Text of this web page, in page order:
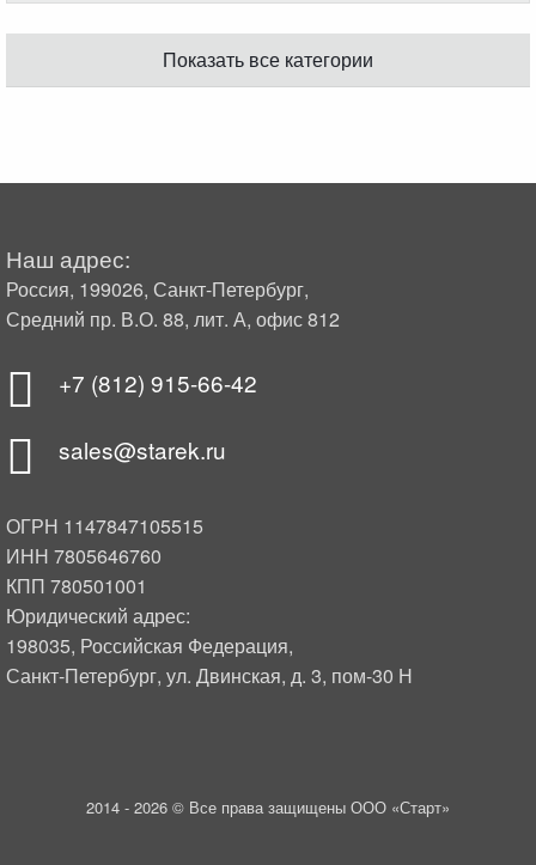
Показать все категории
Наш адрес:
Россия, 199026, Санкт-Петербург,
Средний пр. В.О. 88, лит. А, офис 812
+7 (812) 915-66-42
sales@starek.ru
ОГРН 1147847105515
ИНН 7805646760
КПП 780501001
Юридический адрес:
198035, Российская Федерация,
Санкт-Петербург, ул. Двинская, д. 3, пом-30 Н
2014 - 2026 © Все права защищены ООО «Старт»